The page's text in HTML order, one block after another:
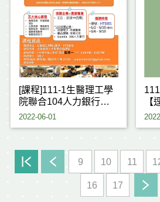
[課程]111-1生醫理工學
院聯合104人力銀行共
同開設TOP專班課程
2022-06-01
【
9 10 11
16 17